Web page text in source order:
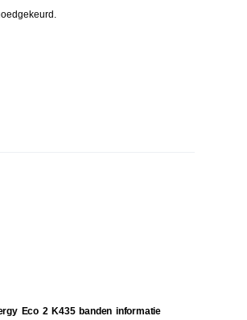
Eco 2 K435 banden informatie